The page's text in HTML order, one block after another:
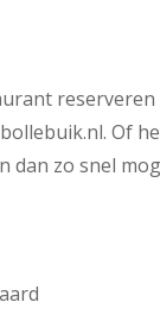
Of
dan zo snel